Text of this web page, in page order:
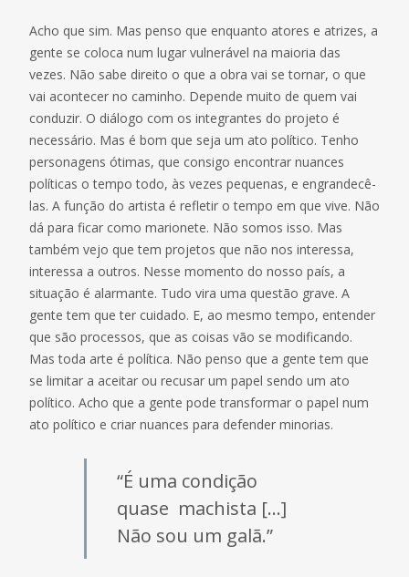
Acho que sim. Mas penso que enquanto atores e atrizes, a
gente se coloca num lugar vulnerável na maioria das
vezes. Não sabe direito o que a obra vai se tornar, o que
vai acontecer no caminho. Depende muito de quem vai
conduzir. O diálogo com os integrantes do projeto é
necessário. Mas é bom que seja um ato político. Tenho
personagens ótimas, que consigo encontrar nuances
políticas o tempo todo, às vezes pequenas, e engrandecê-
las. A função do artista é refletir o tempo em que vive. Não
dá para ficar como marionete. Não somos isso. Mas
também vejo que tem projetos que não nos interessa,
interessa a outros. Nesse momento do nosso país, a
situação é alarmante. Tudo vira uma questão grave. A
gente tem que ter cuidado. E, ao mesmo tempo, entender
que são processos, que as coisas vão se modificando.
Mas toda arte é política. Não penso que a gente tem que
se limitar a aceitar ou recusar um papel sendo um ato
político. Acho que a gente pode transformar o papel num
ato político e criar nuances para defender minorias.
“É uma condição
quase machista […]
Não sou um galã.”